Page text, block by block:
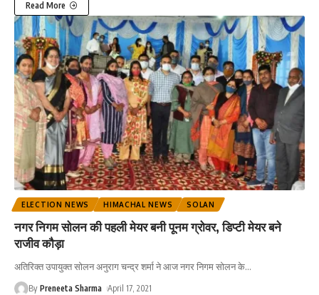
Read More
ELECTION NEWS HIMACHAL NEWS SOLAN
नगर निगम सोलन की पहली मेयर बनी पूनम ग्रोवर, डिप्टी मेयर बने
राजीव कौड़ा
अतिरिक्त उपायुक्त सोलन अनुराग चन्द्र शर्मा ने आज नगर निगम सोलन के…
By Preneeta Sharma April 17, 2021